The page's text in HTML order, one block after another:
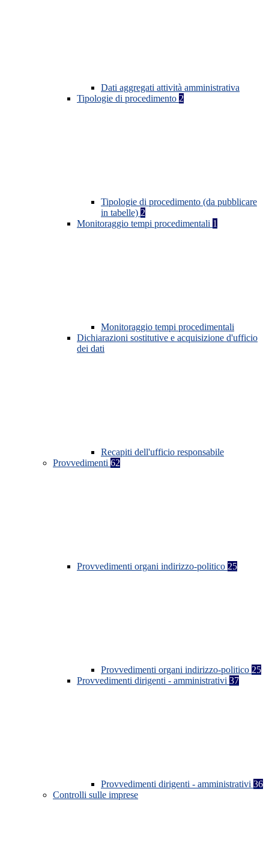
Dati aggregati attività amministrativa
Tipologie di procedimento 2
Tipologie di procedimento (da pubblicare
in tabelle) 2
Monitoraggio tempi procedimentali 1
Monitoraggio tempi procedimentali
Dichiarazioni sostitutive e acquisizione d'ufficio
dei dati
Recapiti dell'ufficio responsabile
Provvedimenti 62
Provvedimenti organi indirizzo-politico 25
Provvedimenti organi indirizzo-politico 25
Provvedimenti dirigenti - amministrativi 37
Provvedimenti dirigenti - amministrativi 36
Controlli sulle imprese